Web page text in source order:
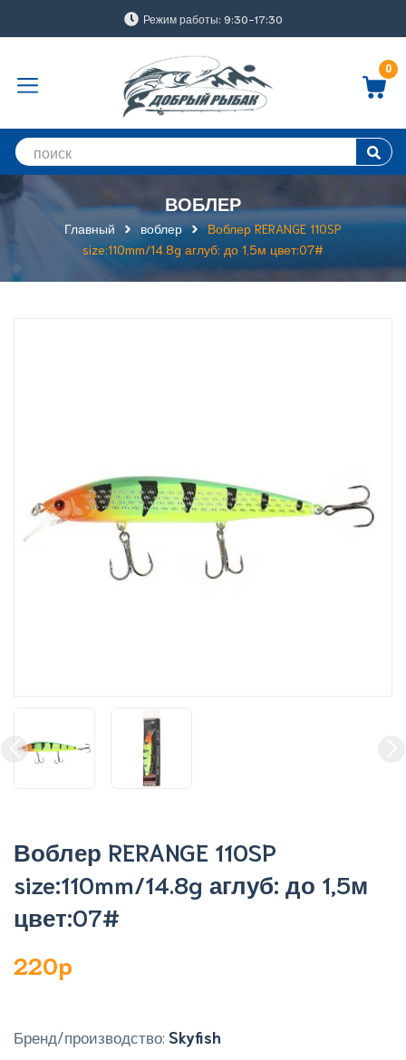
Режим работы: 9:30-17:30
0
ВОБЛЕР
Главный воблер
Воблер RERANGE 110SP
size:110mm/14.8g аглуб: до 1,5м цвет:07#
Воблер RERANGE 110SP
size:110mm/14.8g аглуб: до 1,5м
цвет:07#
220p
Бренд/производство: Skyfish